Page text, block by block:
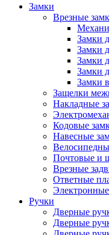
Замки
Врезные
Замки
Замки
Замки
Замки
Замки
Защелки
Накладные
Кодовые
Навесные
Почтовые и
Врезные
Ответные
Ручки
Дверные
Дверные